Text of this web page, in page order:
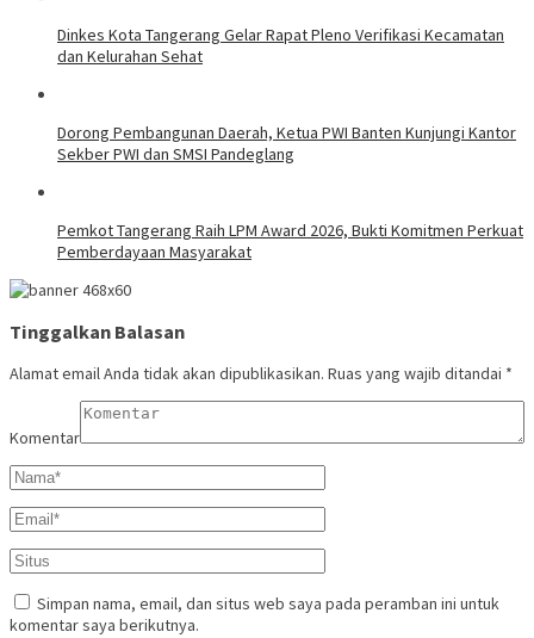
Dinkes Kota Tangerang Gelar Rapat Pleno Verifikasi Kecamatan
dan Kelurahan Sehat
Dorong Pembangunan Daerah, Ketua PWI Banten Kunjungi Kantor
Sekber PWI dan SMSI Pandeglang
Pemkot Tangerang Raih LPM Award 2026, Bukti Komitmen Perkuat
Pemberdayaan Masyarakat
Tinggalkan Balasan
Alamat email Anda tidak akan dipublikasikan. Ruas yang wajib ditandai *
Komentar
Simpan nama, email, dan situs web saya pada peramban ini untuk
komentar saya berikutnya.